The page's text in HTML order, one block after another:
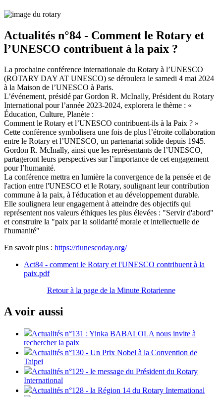
Actualités n°84 - Comment le Rotary et
l’UNESCO contribuent à la paix ?
La prochaine conférence internationale du Rotary à l’UNESCO
(ROTARY DAY AT UNESCO) se déroulera le samedi 4 mai 2024
à la Maison de l’UNESCO à Paris.
L’événement, présidé par Gordon R. McInally, Président du Rotary
International pour l’année 2023-2024, explorera le thème : «
Éducation, Culture, Planète :
Comment le Rotary et l’UNESCO contribuent-ils à la Paix ? »
Cette conférence symbolisera une fois de plus l’étroite collaboration
entre le Rotary et l’UNESCO, un partenariat solide depuis 1945.
Gordon R. McInally, ainsi que les représentants de l’UNESCO,
partageront leurs perspectives sur l’importance de cet engagement
pour l’humanité.
La conférence mettra en lumière la convergence de la pensée et de
l'action entre l'UNESCO et le Rotary, soulignant leur contribution
commune à la paix, à l'éducation et au développement durable.
Elle soulignera leur engagement à atteindre des objectifs qui
représentent nos valeurs éthiques les plus élevées : "Servir d'abord"
et construire la "paix par la solidarité morale et intellectuelle de
l'humanité"
En savoir plus : https://riunescoday.org/
Act84 - comment le Rotary et l'UNESCO contribuent à la
paix.pdf
Retour à la page de la Minute Rotarienne
A voir aussi
Actualités n°131 : Yinka BABALOLA nous invite à
rechercher la paix
Actualités n°130 - Un Prix Nobel à la Convention de
Taipei
Actualités n°129 - le message du Président du Rotary
International
Actualités n°128 - la Région 14 du Rotary International